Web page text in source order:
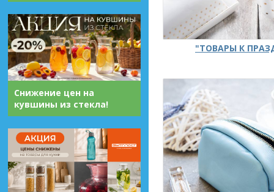
Снижение цен на
кувшины из стекла!
"ТОВАРЫ К